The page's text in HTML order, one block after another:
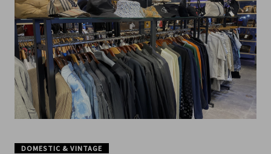
DOMESTIC & VINTAGE